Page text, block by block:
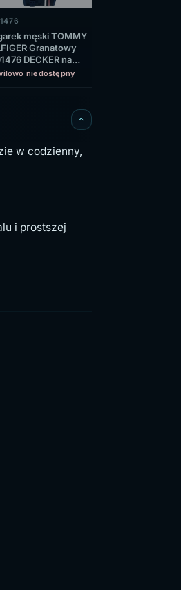
męski TOMMY
Granatowy
DECKER na
granatowym,
niedostępny
w codzienny,
i prostszej